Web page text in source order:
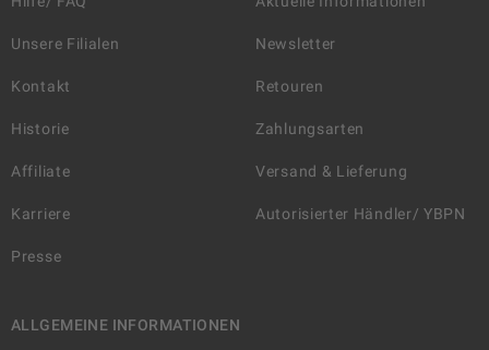
Unsere Filialen
Kontakt
Historie
Affiliate
Karriere
Presse
Newsletter
Retouren
Zahlungsarten
Versand & Lieferung
Autorisierter Händler/ YBPN
ALLGEMEINE INFORMATIONEN